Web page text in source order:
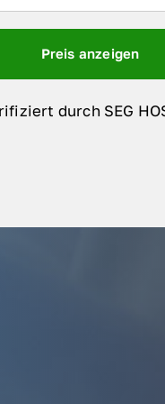
Preis anzeigen
durch SEG